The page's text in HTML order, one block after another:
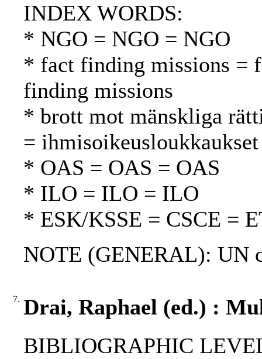
INDEX WORDS:
* NGO = NGO = NGO
* fact finding missions =
finding missions
* brott mot mänskliga
= ihmisoikeusloukkaukset
* OAS = OAS = OAS
* ILO = ILO = ILO
* ESK/KSSE = CSCE =
NOTE (GENERAL): UN
7. Drai, Raphael (ed.) :
BIBLIOGRAPHIC